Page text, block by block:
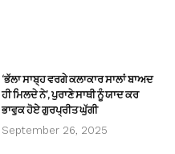
‘ਭੱਲਾ ਸਾਬ੍ਹ ਵਰਗੇ ਕਲਾਕਾਰ ਸਾਲਾਂ ਬਾਅਦ
ਹੀ ਮਿਲਦੇ ਨੇ’, ਪੁਰਾਣੇ ਸਾਥੀ ਨੂੰ ਯਾਦ ਕਰ
ਭਾਵੁਕ ਹੋਏ ਗੁਰਪ੍ਰੀਤ ਘੁੱਗੀ
September 26, 2025